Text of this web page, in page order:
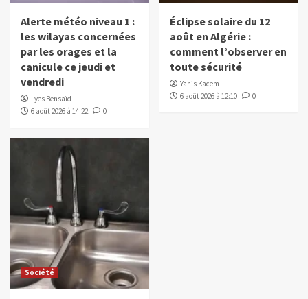
Alerte météo niveau 1 :
les wilayas concernées
par les orages et la
canicule ce jeudi et
vendredi
Lyes Bensaïd
6 août 2026 à 14:22
0
Éclipse solaire du 12
août en Algérie :
comment l’observer en
toute sécurité
Yanis Kacem
6 août 2026 à 12:10
0
Société